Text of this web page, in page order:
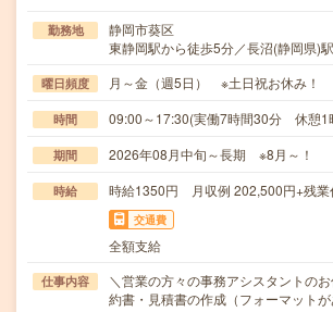
勤務地
静岡市葵区
東静岡駅から徒歩5分／長沼(静岡県)
曜日頻度 月～金（週5日） ※土日祝お休み！
時間 09:00～17:30(実働7時間30分 休憩1
期間 2026年08月中旬～長期 ※8月～！
時給 時給1350円 月収例 202,500円+残業
交通費
全額支給
仕事内容
＼営業の方々の事務アシスタントの
約書・見積書の作成（フォーマット